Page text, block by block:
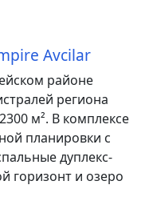
Avcilar
районе
региона
м². В комплексе
планировки с
дуплекс-
горизонт и озеро